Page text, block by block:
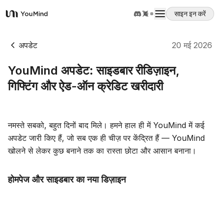
YouMind
साइन इन करें
अवलोकन
उपयोग के मामले
प्रॉम्प्ट
अपडेट 20 मई 2026
YouMind अपडेट: साइडबार रीडिज़ाइन,
गिफ्टिंग और ऐड-ऑन क्रेडिट खरीदारी
नमस्ते सबको, बहुत दिनों बाद मिले। हमने हाल ही में YouMind में कई
अपडेट जारी किए हैं, जो सब एक ही चीज़ पर केंद्रित हैं — YouMind
खोलने से लेकर कुछ बनाने तक का रास्ता छोटा और आसान बनाना।
होमपेज और साइडबार का नया डिज़ाइन